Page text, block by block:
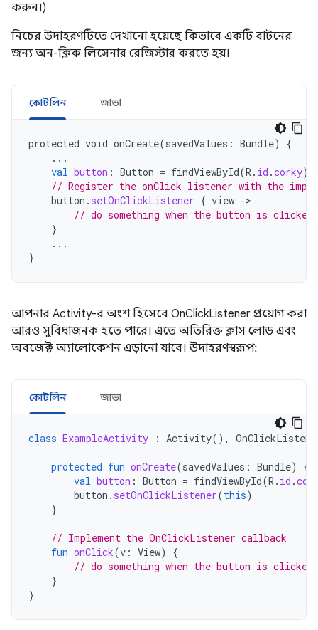
করুন।)
নিচের উদাহরণটিতে দেখানো হয়েছে কিভাবে একটি বাটনের
জন্য অন-ক্লিক লিসেনার রেজিস্টার করতে হয়।
কোটলিন জাভা
protected void onCreate(savedValues : Bundle)
{
...
val button : Button = findViewById(R . id .corky)
// Register the onClick listener with the
button . setOnClickListener { view -
// do something when the button is clicked
}
...
}
আপনার Activity-র অংশ হিসেবে OnClickListener প্রয়োগ করা
আরও সুবিধাজনক হতে পারে। এতে অতিরিক্ত ক্লাস লোড এবং
অবজেক্ট অ্যালোকেশন এড়ানো যাবে। উদাহরণস্বরূপ:
কোটলিন জাভা
class ExampleActivity : Activity(),
protected fun onCreate(savedValues : Bundle)
{
val button : Button = findViewById(R . id .
button . setOnClickListener(this)
}
// Implement the OnClickListener callback
fun onClick(v : View)
{
// do something when the button is clicked
}
}